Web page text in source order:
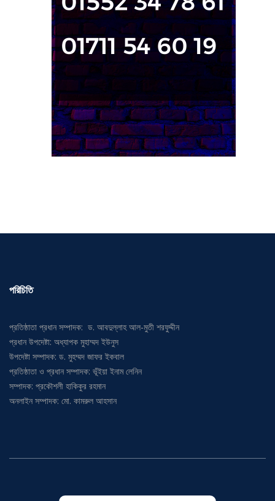
পরিচিতি
প্রতিষ্ঠাতা প্রধান সম্পাদক: ড. আবদুল্লাহ আল-মুতী শরফুদ্দীন
প্রধান উপদেষ্টা: অধ্যাপক মুহাম্মদ ইউনুস
উপদেষ্টা সম্পাদক: ড. মুহম্মদ জাফর ইকবাল
প্রতিষ্ঠাতা ও প্রধান সম্পাদক: ভূঁইয়া ইনাম লেনিন
সম্পাদক: প্রকৌশলী হাকিকুর রহমান
অনলাইন সম্পাদক: মো. কামরুল আহসান